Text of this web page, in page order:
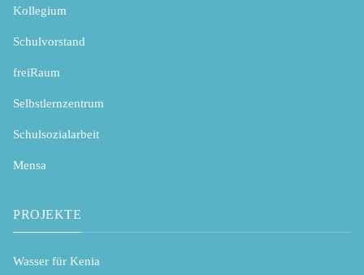
Kollegium
Schulvorstand
freiRaum
Selbstlernzentrum
Schulsozialarbeit
Mensa
PROJEKTE
Wasser für Kenia